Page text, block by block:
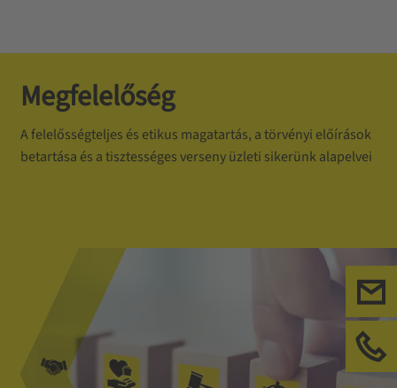
Megfelelőség
A felelősségteljes és etikus magatartás, a törvényi előírások
betartása és a tisztességes verseny üzleti sikerünk alapelvei